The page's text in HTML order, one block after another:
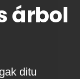
árbol
ditu